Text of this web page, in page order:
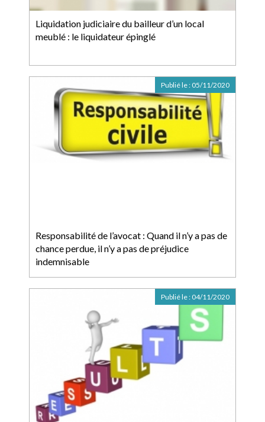
Liquidation judiciaire du bailleur d’un local
meublé : le liquidateur épinglé
Responsabilité de l’avocat : Quand il n’y a pas de
chance perdue, il n’y a pas de préjudice
indemnisable
Publié le : 05/11/2020
Publié le : 04/11/2020